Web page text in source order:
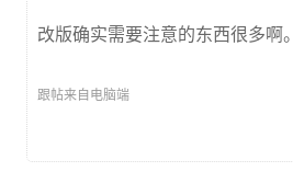
改版确实需要注意的东西很多啊。
跟帖来自电脑端